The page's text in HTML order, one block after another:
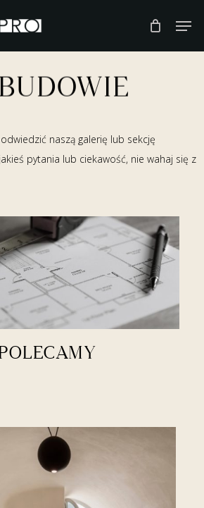
naszą galerię lub sekcję
pytania lub ciekawość, nie wahaj się z